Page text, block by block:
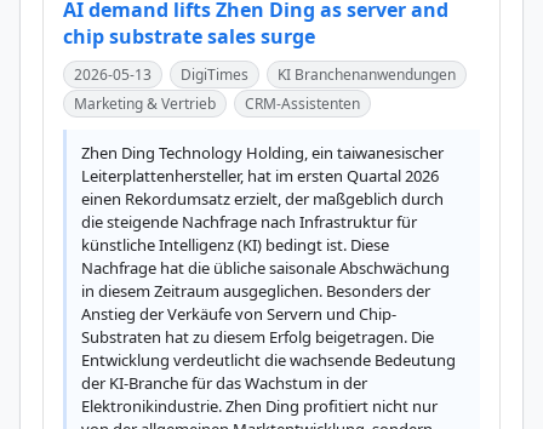
AI demand lifts Zhen Ding as server and
chip substrate sales surge
2026-05-13 DigiTimes
KI Branchenanwendungen
Marketing & Vertrieb
CRM-Assistenten
Zhen Ding Technology Holding, ein taiwanesischer
Leiterplattenhersteller, hat im ersten Quartal 2026
einen Rekordumsatz erzielt, der maßgeblich durch
die steigende Nachfrage nach Infrastruktur für
künstliche Intelligenz (KI) bedingt ist. Diese
Nachfrage hat die übliche saisonale Abschwächung
in diesem Zeitraum ausgeglichen. Besonders der
Anstieg der Verkäufe von Servern und Chip-
Substraten hat zu diesem Erfolg beigetragen. Die
Entwicklung verdeutlicht die wachsende Bedeutung
der KI-Branche für das Wachstum in der
Elektronikindustrie. Zhen Ding profitiert nicht nur